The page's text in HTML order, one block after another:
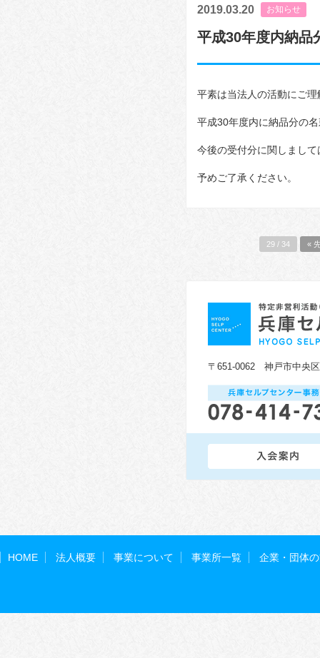
2019.03.20 お知らせ
平成30年度内納品
平素は当法人の活動にご
平成30年度内に納品分の
今後の受付分に関しまして
予めご了承ください。
29 / 34 «
〒651-0062 神戸市中央
HOME 法人概要 事業について 事業所一覧 企業・団体